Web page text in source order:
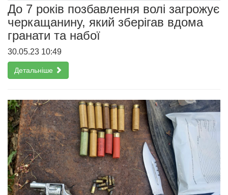
До 7 років позбавлення волі загрожує
черкащанину, який зберігав вдома
гранати та набої
30.05.23 10:49
Детальніше